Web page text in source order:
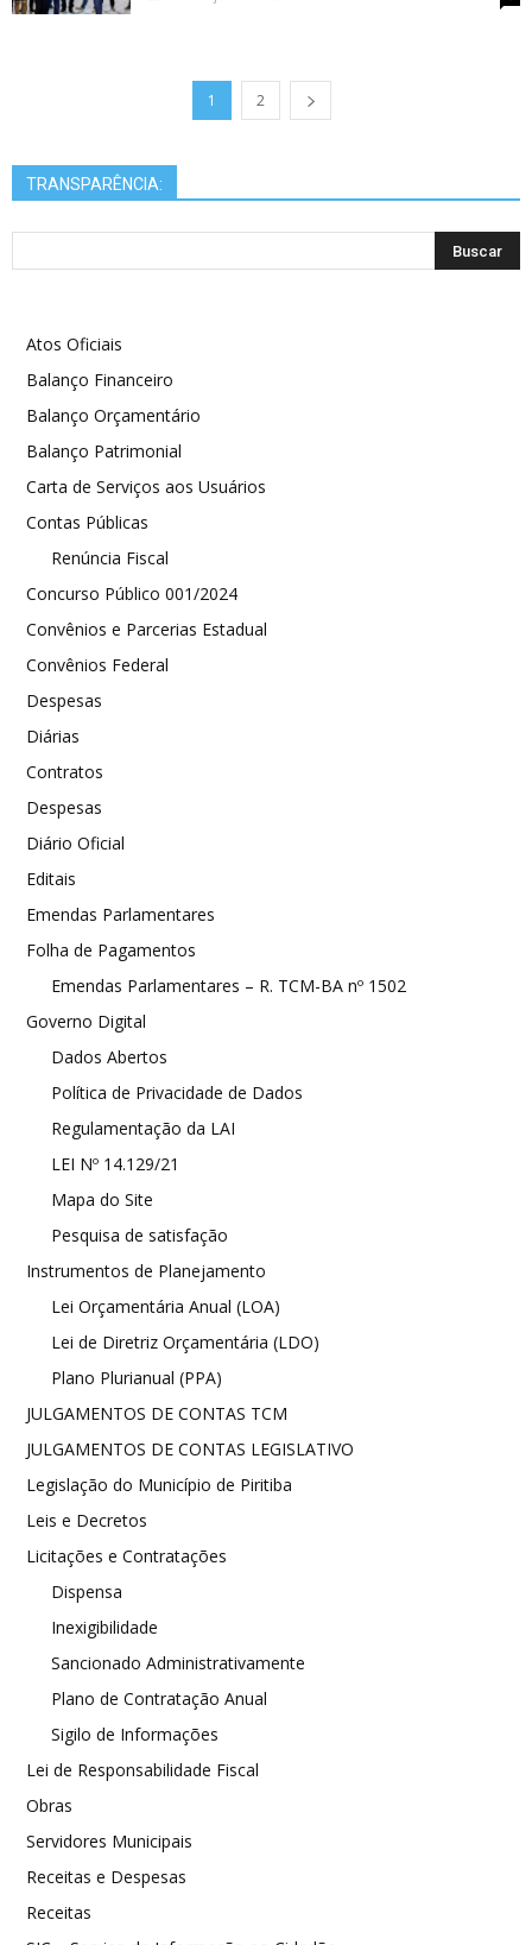
1 2
TRANSPARÊNCIA:
Atos Oficiais
Balanço Financeiro
Balanço Orçamentário
Balanço Patrimonial
Carta de Serviços aos Usuários
Contas Públicas
Renúncia Fiscal
Concurso Público 001/2024
Convênios e Parcerias Estadual
Convênios Federal
Despesas
Diárias
Contratos
Despesas
Diário Oficial
Editais
Emendas Parlamentares
Folha de Pagamentos
Emendas Parlamentares – R. TCM-BA nº 1502
Governo Digital
Dados Abertos
Política de Privacidade de Dados
Regulamentação da LAI
LEI Nº 14.129/21
Mapa do Site
Pesquisa de satisfação
Instrumentos de Planejamento
Lei Orçamentária Anual (LOA)
Lei de Diretriz Orçamentária (LDO)
Plano Plurianual (PPA)
JULGAMENTOS DE CONTAS TCM
JULGAMENTOS DE CONTAS LEGISLATIVO
Legislação do Município de Piritiba
Leis e Decretos
Licitações e Contratações
Dispensa
Inexigibilidade
Sancionado Administrativamente
Plano de Contratação Anual
Sigilo de Informações
Lei de Responsabilidade Fiscal
Obras
Servidores Municipais
Receitas e Despesas
Receitas